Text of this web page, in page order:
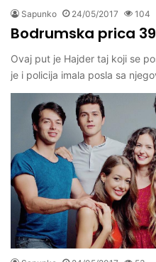
Sapunko 24/05/2017 104
Bodrumska prica
Ovaj put je Hajder taj koji se
je i policija imala posla sa